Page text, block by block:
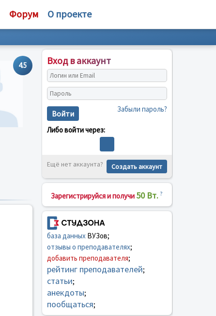
Форум О проекте
4.5 Вход в аккаунт
Войти Забыли пароль?
Либо войти через:
Ещё нет аккаунта? Создать аккаунт
Зарегистрируйся и получи 50 Вт. ?
база данныхВУЗов;
отзывы о преподавателях;
добавить преподавателя;
рейтинг преподавателей;
статьи;
анекдоты;
пообщаться;